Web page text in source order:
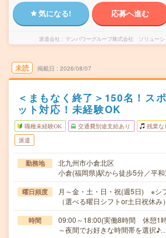
気になる! 応募へ進む
派遣会社 マンパワーグループ株式会社 ソリューシ
未読 掲載日 2026/08/07
＜まもなく終了＞150名！ス
ット対応！未経験OK
職種未経験OK 交通費別途支給あり 残業な
派遣
勤務地
北九州市小倉北区
小倉(福岡県)駅から徒歩5分／平
曜日頻度
月～金・土・日・祝(週5日) ※
（選べる曜日シフトor土日祝休み）
時間
09:00～18:00(実働8時間 休憩1
～夜間でお好きな時間帯を選択